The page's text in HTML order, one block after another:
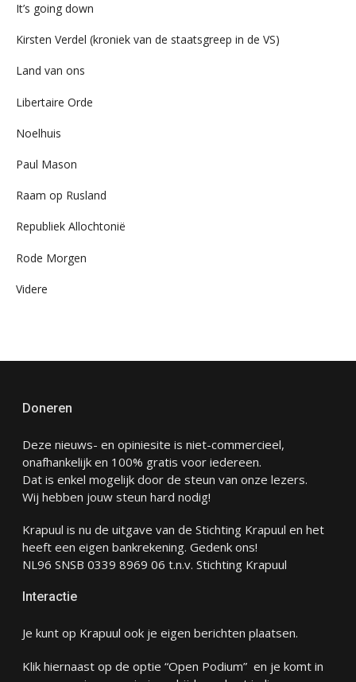
It’s going down
Kirsten Verdel (kroniek van de staatsgreep in de VS)
Land van ons
Libertaire Orde
Noelhuis
Paul Mason
Raam op Rusland
Republiek Allochtonië
Rode Morgen
Videre
Doneren
Deze nieuws- en opiniesite is niet-commercieel,
onafhankelijk en 100% gratis voor iedereen.
Dat is enkel mogelijk door de steun van onze lezers.
Wij hebben jouw steun hard nodig!
Krapuul is nu de uitgave van de Stichting Krapuul en het
heeft een eigen bankrekening. Gedenk ons!
NL96 SNSB 0339 8969 06 t.n.v. Stichting Krapuul
Interactie
Je kunt op Krapuul ook je eigen berichten plaatsen.
Klik hiernaast op de optie “Open Podium” en je komt in